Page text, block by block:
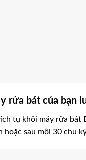
rửa bát của bạn
tụ khỏi máy rửa bát
hoặc sau mỗi 30 chu